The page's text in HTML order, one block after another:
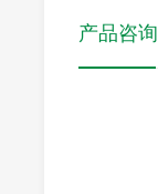
产品咨询